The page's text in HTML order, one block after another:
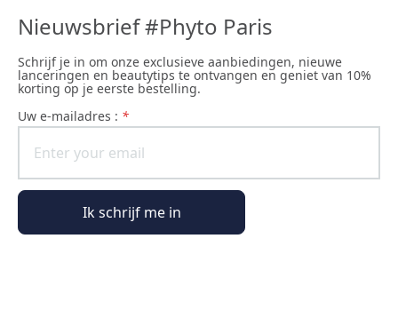
Nieuwsbrief #Phyto Paris
Schrijf je in om onze exclusieve aanbiedingen, nieuwe
lanceringen en beautytips te ontvangen en geniet van 10%
korting op je eerste bestelling.
uw e-mailadres : *
Ik schrijf me in